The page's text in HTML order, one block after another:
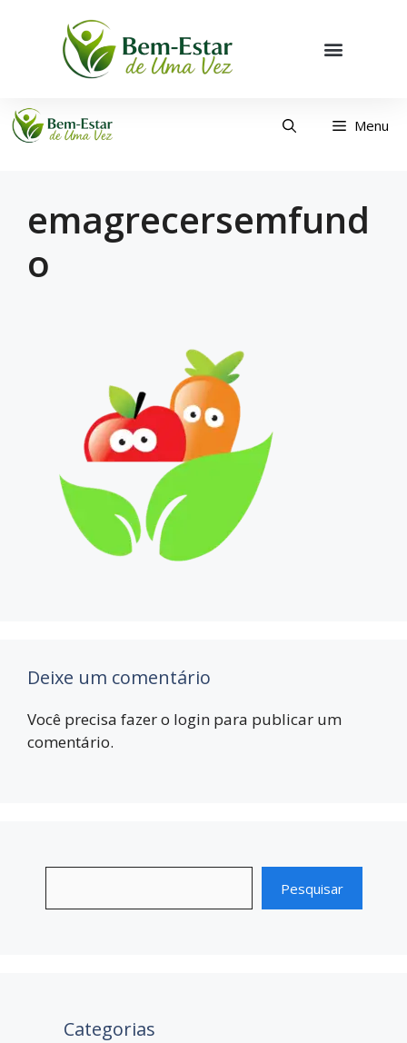
Menu
emagrecersemfund
o
Deixe um comentário
Você precisa fazer o login para publicar um
comentário.
Pesquisar
Categorias